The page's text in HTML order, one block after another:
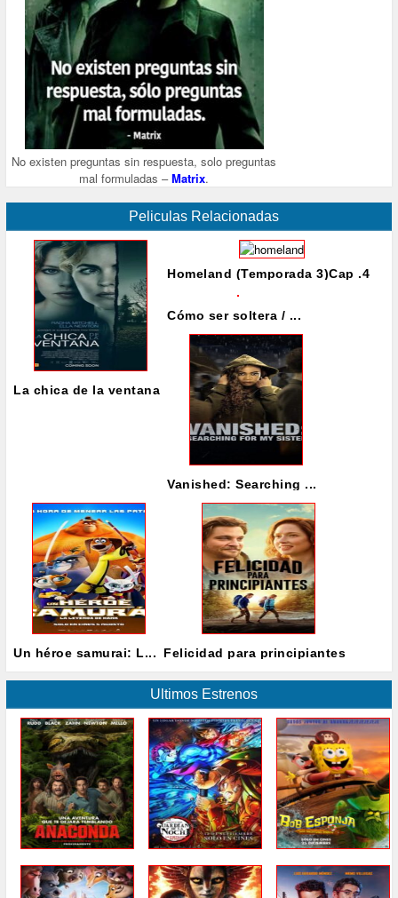
No existen preguntas sin respuesta, solo preguntas
mal formuladas –Matrix.
Peliculas Relacionadas
La chica de la ventana
Homeland (Temporada 3)Cap .4
Cómo ser soltera / ...
Vanished: Searching ...
Un héroe samurai: L... Felicidad para principiantes
Ultimos Estrenos